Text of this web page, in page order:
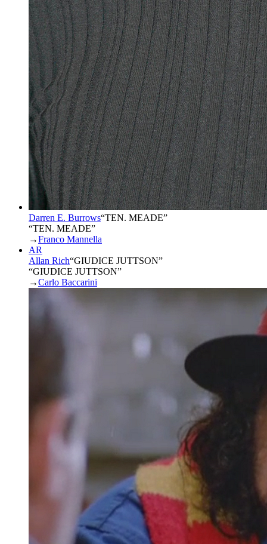
Darren E. Burrows“TEN. MEADE”
“TEN. MEADE”
→Franco Mannella
AR
Allan Rich“GIUDICE JUTTSON”
“GIUDICE JUTTSON”
→Carlo Baccarini